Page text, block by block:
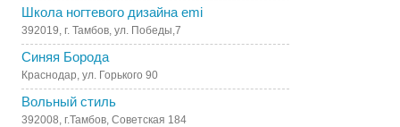
Школа ногтевого дизайна emi
392019, г. Тамбов, ул. Победы,7
Синяя Борода
Краснодар, ул. Горького 90
Вольный стиль
392008, г.Тамбов, Советская 184